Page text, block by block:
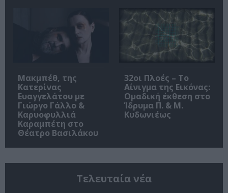
Μακμπέθ, της
Κατερίνας
Ευαγγελάτου με
Γιώργο Γάλλο &
Καρυοφυλλιά
Καραμπέτη στο
Θέατρο Βασιλάκου
32οι Πλοές – Το
Αίνιγμα της Εικόνας:
Ομαδική έκθεση στο
Ίδρυμα Π. & Μ.
Κυδωνιέως
Τελευταία νέα